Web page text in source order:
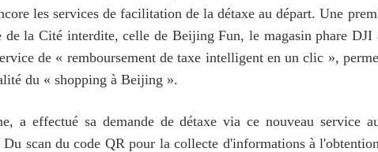
les services de facilitation de la détaxe au départ. Une
la Cité interdite, celle de Beijing Fun, le magasin phare
de « remboursement de taxe intelligent en un clic »,
du « shopping à Beijing ».
a effectué sa demande de détaxe via ce nouveau service
scan du code QR pour la collecte d'informations à